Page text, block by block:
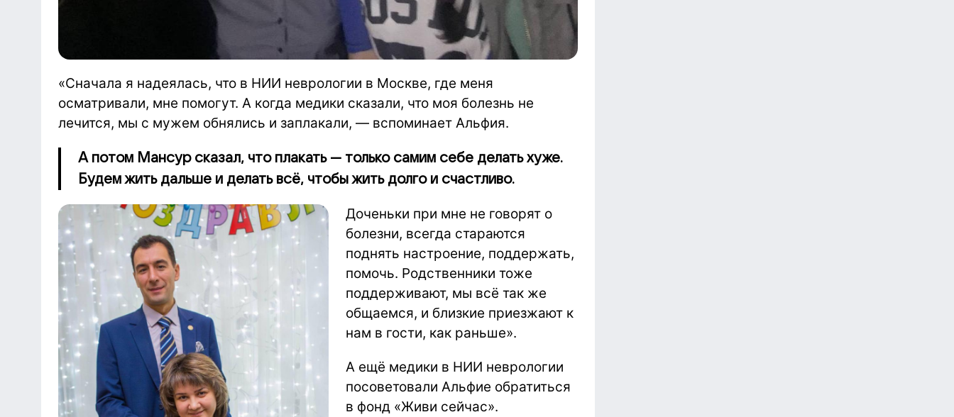
«Сначала я надеялась, что в НИИ неврологии в Москве, где меня
осматривали, мне помогут. А когда медики сказали, что моя болезнь не
лечится, мы с мужем обнялись и заплакали, — вспоминает Альфия.
А потом Мансур сказал, что плакать — только самим себе делать хуже.
Будем жить дальше и делать всё, чтобы жить долго и счастливо.
Доченьки при мне не говорят о
болезни, всегда стараются
поднять настроение, поддержать,
помочь. Родственники тоже
поддерживают, мы всё так же
общаемся, и близкие приезжают к
нам в гости, как раньше».
А ещё медики в НИИ неврологии
посоветовали Альфие обратиться
в фонд «Живи сейчас».